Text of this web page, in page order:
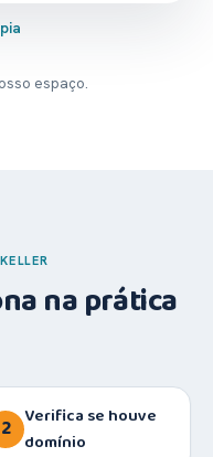
espaço.
na prática
2 Verifica se houve
domínio